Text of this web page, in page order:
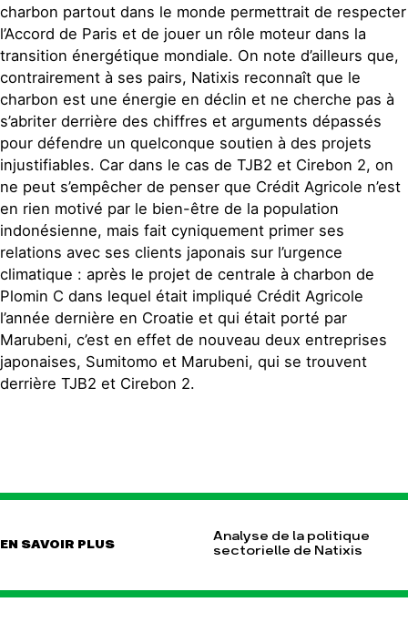
charbon partout dans le monde permettrait de respecter
l’Accord de Paris et de jouer un rôle moteur dans la
transition énergétique mondiale. On note d’ailleurs que,
contrairement à ses pairs, Natixis reconnaît que le
charbon est une énergie en déclin et ne cherche pas à
s’abriter derrière des chiffres et arguments dépassés
pour défendre un quelconque soutien à des projets
injustifiables. Car dans le cas de TJB2 et Cirebon 2, on
ne peut s’empêcher de penser que Crédit Agricole n’est
en rien motivé par le bien-être de la population
indonésienne, mais fait cyniquement primer ses
relations avec ses clients japonais sur l’urgence
climatique : après le projet de centrale à charbon de
Plomin C dans lequel était impliqué Crédit Agricole
l’année dernière en Croatie et qui était porté par
Marubeni, c’est en effet de nouveau deux entreprises
japonaises, Sumitomo et Marubeni, qui se trouvent
derrière TJB2 et Cirebon 2.
EN SAVOIR PLUS
Analyse de la politique
sectorielle de Natixis